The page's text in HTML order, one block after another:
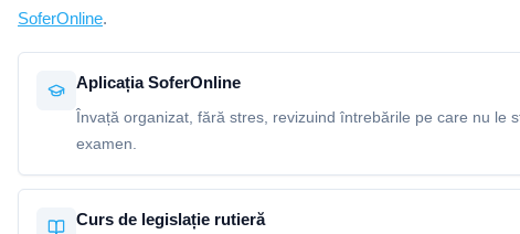
SoferOnline.
Aplicația SoferOnline
Învață organizat, fără stres, revizuind întrebările pe care nu le
examen.
Curs de legislație rutieră